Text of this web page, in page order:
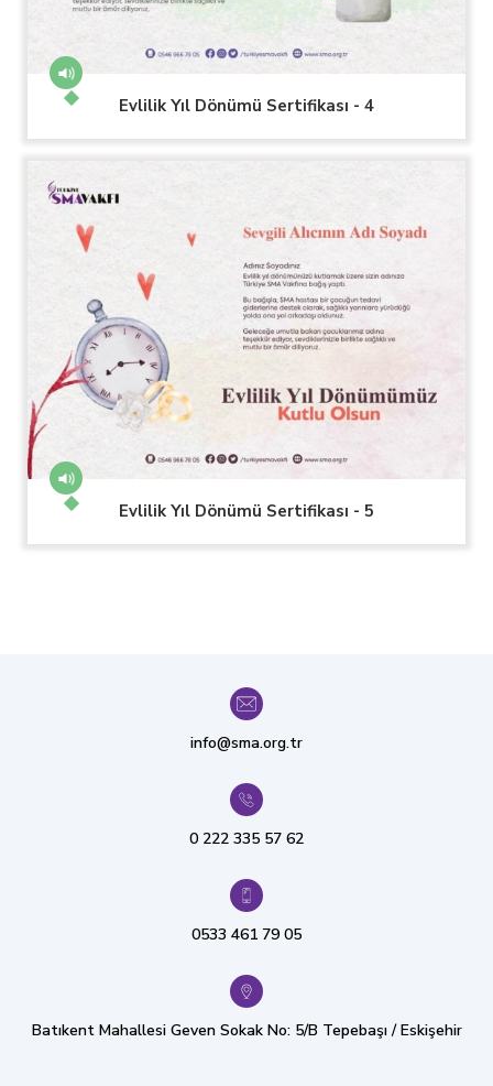
Evlilik Yıl Dönümü Sertifikası - 4
Evlilik Yıl Dönümü Sertifikası - 5
info@sma.org.tr
0 222 335 57 62
0533 461 79 05
Batıkent Mahallesi Geven Sokak No: 5/B Tepebaşı / Eskişehir